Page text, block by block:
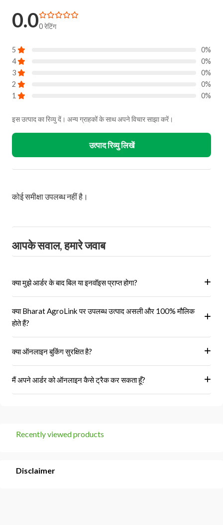
0.00 रेटिंग
5
0%
4
0%
3
0%
2
0%
1
0%
इस उत्पाद का रिव्यु दें। अन्य ग्राहकों के साथ अपने विचार साझा करें।
उत्पाद रिव्यु लिखें
कोई समीक्षा उपलब्ध नहीं है।
आपके सवाल, हमारे जवाब
क्या मुझे आर्डर के बाद बिल या इनवॉइस प्राप्त होगा?
ऑर्डर' अनुभाग में एक इनवॉइस प्राप्त होगा।
क्या Bharat AgroLink पर उपलब्ध उत्पाद असली और 100% मौलिक
होते हैं?
क्या ऑनलाइन बुकिंग सुरक्षित है?
मैं अपने आर्डर को ऑनलाइन कैसे ट्रैक कर सकता हूँ?
Recently viewed products
Disclaimer